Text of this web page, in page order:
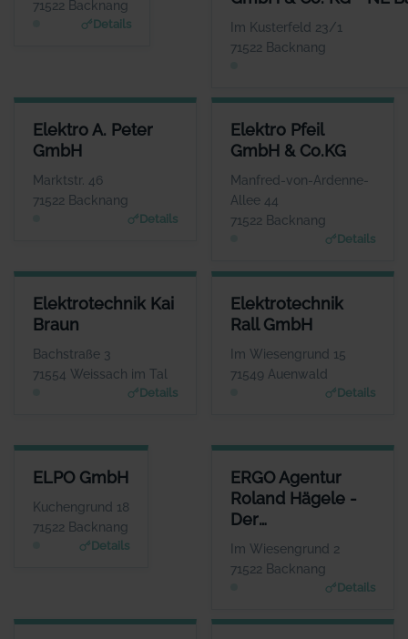
71522 Backnang
Details
www.wuerttembergisch
e.de/versicherungen/e
Im Kusterfeld 23/1
71522 Backnang
Elektro A. Peter
GmbH
Marktstr. 46
71522 Backnang
Details
ELEKTRO A. PETER GMBH
ANSPRECHPARTNER
Herr Heiko und Ralf
www.elektro-apeter.de
Elektro Pfeil
GmbH & Co.KG
Manfred-von-Ardenne-
Allee 44
71522 Backnang
Details
ELEKTRO PFEIL GMBH & CO.KG
Herr Steffen Pfeil
www.elektro-pfeil.com
Elektrotechnik Kai
Braun
Bachstraße 3
71554 Weissach im Tal
Details
ELEKTROTECHNIK KAI BRAUN
Frau Franziska Braun
Www.elektrotechnik-kb.de
Elektrotechnik
Rall GmbH
Im Wiesengrund 15
71549 Auenwald
Details
ELEKTROTECHNIK RALL GMBH
ANSPRECHPARTNER
Herr Andre Kengerter
www.elektrotechnik-rall.de
ELPO GmbH
Kuchengrund 18
71522 Backnang
Details
ELPO GMBH
Herr Uwe Junk
www.elpo.de
ERGO Agentur
Roland Hägele -
Der
Unternehmer-
Berater
Im Wiesengrund 2
71522 Backnang
Details
ERGO AGENTUR ROLAND